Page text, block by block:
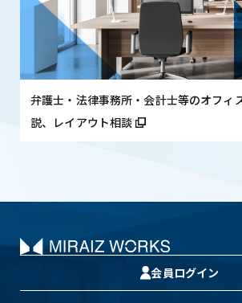
弁護士・法律事務所・会計士等のオフィ
説、レイアウト相談
会員ログイン